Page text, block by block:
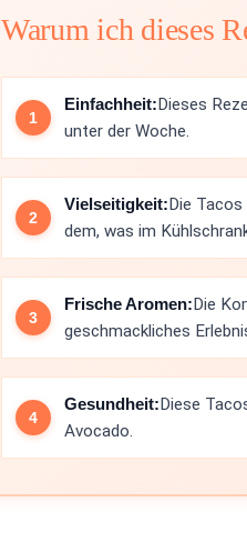
Warum ich dieses
Einfachheit:Dieses
unter der Woche.
Vielseitigkeit:Die
dem, was im
Frische Aromen:Die
geschmackliches
Gesundheit:Diese
Avocado.